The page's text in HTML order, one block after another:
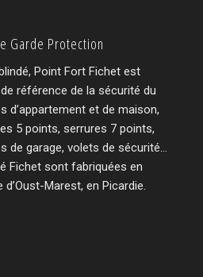
Garde Protection
Point Fort Fichet est
référence de la sécurité du
d’appartement et de maison,
5 points, serrures 7 points,
de garage, volets de sécurité…
Fichet sont fabriquées en
Marest, en Picardie.